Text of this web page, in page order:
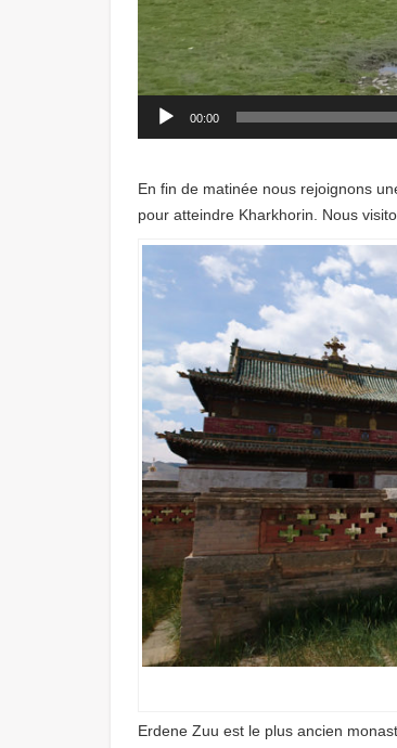
00:00
En fin de matinée nous rejoignons
pour atteindre Kharkhorin. Nous
Erdene Zuu est le plus ancien